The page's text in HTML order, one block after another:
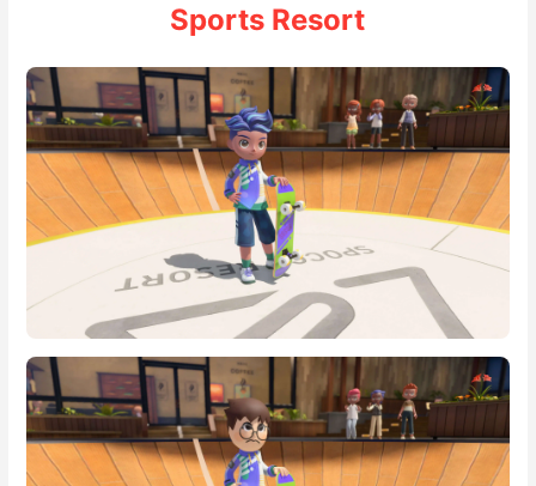
Sports Resort